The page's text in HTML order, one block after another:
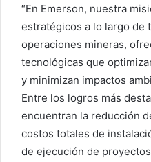
“En Emerson, nuestra
estratégicos a lo largo de
operaciones mineras,
tecnológicas que
y minimizan impactos
Entre los logros más
encuentran la reducción
costos totales de
de ejecución de